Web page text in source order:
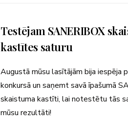
Testējam SANERIBOX
kastītes saturu
Augustā mūsu lasītājām bija iespēja
konkursā un saņemt savā īpašumā
skaistuma kastīti, lai notestētu tās
mūsu rezultāti!